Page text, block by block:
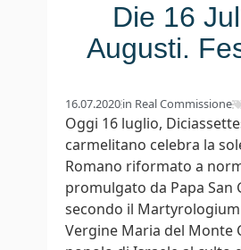
Die 16
Augusti.
16.07.2020in Real Commissione
Oggi 16 luglio,
carmelitano celebra la
Romano riformato a
promulgato da Papa San
secondo il
Vergine Maria del Monte